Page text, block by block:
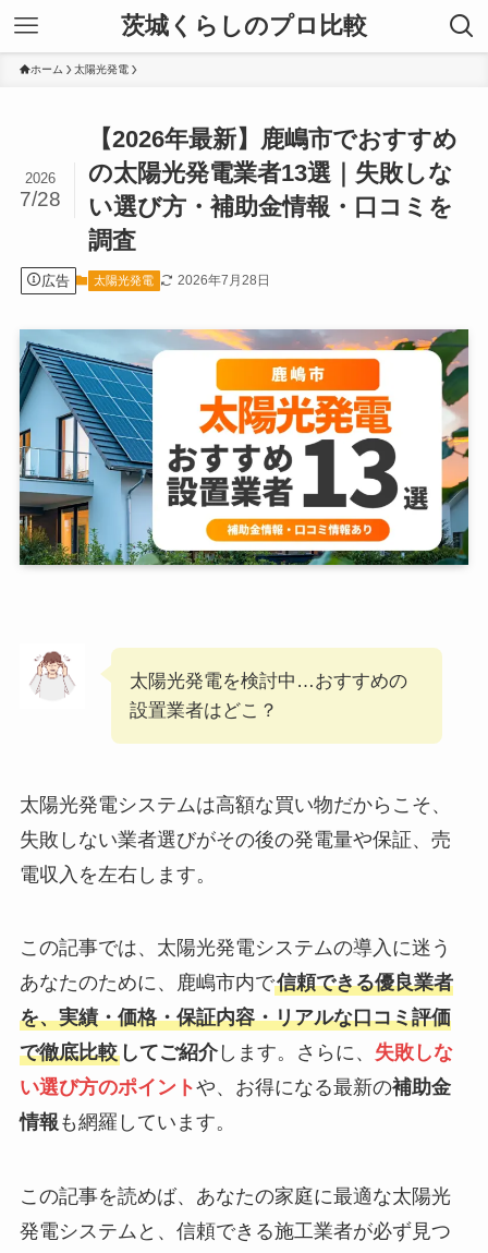
茨城くらしのプロ比較
ホーム 太陽光発電
【2026年最新】鹿嶋市でおすすめ
の太陽光発電業者13選｜失敗しな
い選び方・補助金情報・口コミを
調査
2026
7/28
広告 太陽光発電 2026年7月28日
太陽光発電を検討中…おすすめの
設置業者はどこ？
太陽光発電システムは高額な買い物だからこそ、
失敗しない業者選びがその後の発電量や保証、売
電収入を左右します。
この記事では、太陽光発電システムの導入に迷う
あなたのために、鹿嶋市内で信頼できる優良業者
を、実績・価格・保証内容・リアルな口コミ評価
で徹底比較してご紹介します。さらに、 失敗しな
い選び方のポイントや、お得になる最新の補助金
情報 も網羅しています。
この記事を読めば、あなたの家庭に最適な太陽光
発電システムと、信頼できる施工業者が必ず見つ